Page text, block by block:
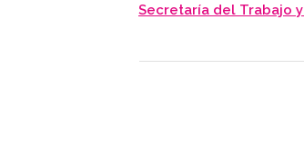
Secretaría del Trabajo